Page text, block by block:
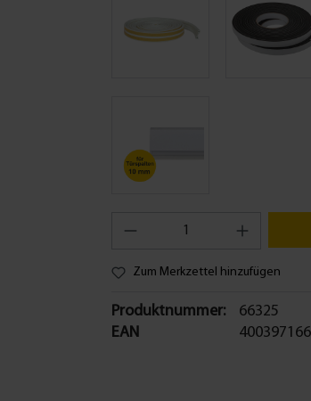
Zum Merkzettel hinzufügen
Produktnummer:
EAN
66325